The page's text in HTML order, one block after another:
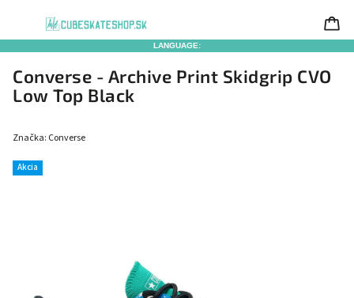
LANGUAGE:
Converse - Archive Print Skidgrip CVO
Low Top Black
Akcia
Značka: Converse